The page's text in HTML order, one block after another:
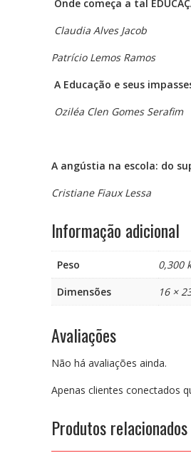
Onde começa a tal
Claudia Alves Jacob
Patrício Lemos Ramos
A Educação e seus
Oziléa Clen Gomes Serafim
A angústia na escola: do
Cristiane Fiaux Lessa
Informação adicional
Peso
0,300
Dimensões
16 ×
Avaliações
Não há avaliações ainda.
Apenas clientes conectados
Produtos relacionados